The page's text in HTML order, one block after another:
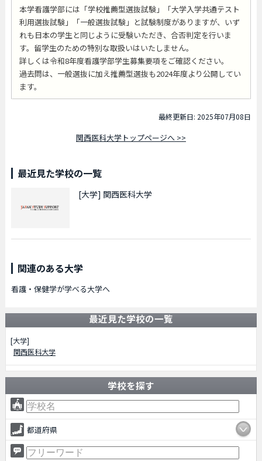
本学看護学部には「学校推薦型選抜試験」「大学入学共通テスト
利用選抜試験」「一般選抜試験」と試験制度がありますが、いず
れも日本の学生と同じように受験いただき、合否判定を行いま
す。留学生のための特別な取扱いはいたしません。
詳しくは令和8年度看護学部学生募集要項をご確認ください。
過去問は、一般選抜に加え推薦型選抜も2024年度より公開してい
ます。
最終更新日: 2025年07月08日
関西医科大学トップページへ >>
最近見た学校の一覧
[大学] 関西医科大学
関連のある大学
看護・保健学が学べる大学へ
最近見た学校の一覧
[大学]
関西医科大学
学校を探す
都道府県